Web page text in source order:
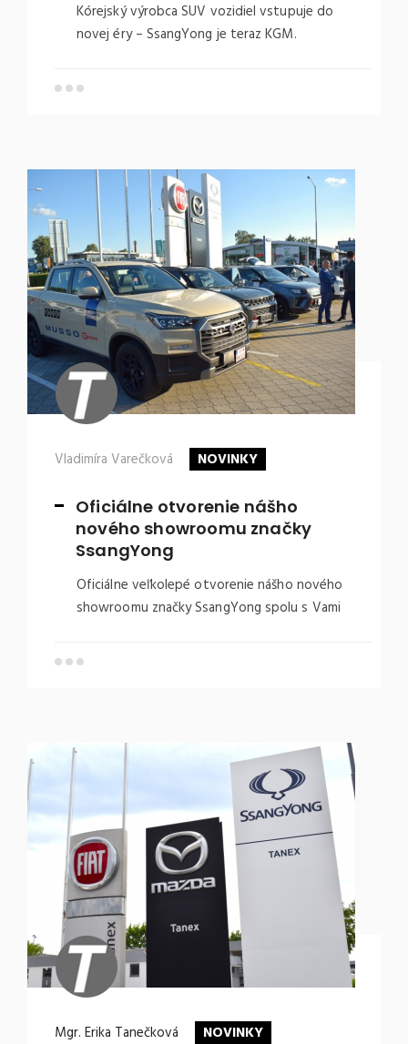
Kórejský výrobca SUV vozidiel vstupuje do
novej éry – SsangYong je teraz KGM.
Vladimíra Varečková NOVINKY
Oficiálne otvorenie nášho
nového showroomu značky
SsangYong
Oficiálne veľkolepé otvorenie nášho nového
showroomu značky SsangYong spolu s Vami
Mgr. Erika Tanečková NOVINKY